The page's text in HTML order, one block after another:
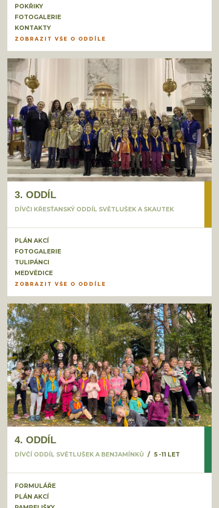
POKŘIKY
FOTOGALERIE
KONTAKTY
ZOBRAZIT VŠE O ODDÍLE
3. ODDÍL
DÍVČI KŘESŤANSKÝ ODDÍL SVĚTLUŠEK A SKAUTEK
PLÁN AKCÍ
FOTOGALERIE
TULIPÁNCI
MEDVĚDICE
ZOBRAZIT VŠE O ODDÍLE
4. ODDÍL
DÍVČÍ ODDÍL SVĚTLUŠEK A BENJAMÍNKŮ 5 -11 LET
FORMULÁŘE
PLÁN AKCÍ